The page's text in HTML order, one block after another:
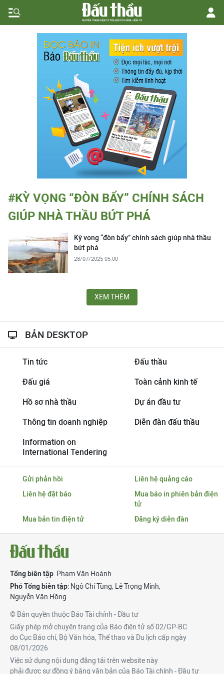
#KỲ VỌNG “ĐÒN BẨY” CHÍNH SÁCH
GIÚP NHÀ THẦU BỨT PHÁ
Kỳ vọng “đòn bẩy” chính sách giúp nhà thầu
bứt phá
28/07/2025 05:00
XEM THÊM
BẢN DESKTOP
Tin tức Đấu thầu
Đấu giá Toàn cảnh kinh tế
Hồ sơ nhà thầu Dự án đầu tư
Thông tin doanh nghiệp Diễn đàn đấu thầu
Information on
International Tendering
Gửi phản hồi
Liên hệ quảng cáo
Liên hệ đặt báo
Mua báo in phiên bản điện
tử
Mua bản tin điện tử
Đăng ký diễn đàn
Tổng biên tập: Phạm Văn Hoành
Phó Tổng biên tập: Ngô Chí Tùng, Lê Trọng Minh,
Nguyễn Văn Hồng
© Bản quyền thuộc Báo Tài chính - Đầu tư
Giấy phép mở chuyên trang của Báo điện tử số 02/GP-BC
do Cục Báo chí, Bộ Văn hóa, Thể thao và Du lịch cấp ngày
08/01/2026
Việc sử dụng nội dung đăng tải trên website này
phải được sự đồng ý bằng văn bản của Báo Tài chính - Đầu tư